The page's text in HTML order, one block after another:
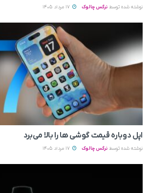
نوشته شده توسط نرگس چالوک
اپل دوباره قیمت‌ گوشی ها را بالا می‌برد
نوشته شده توسط نرگس چالوک